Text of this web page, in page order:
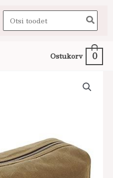
Search
for:
Ostukorv 0